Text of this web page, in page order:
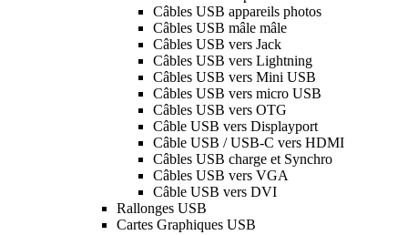
Câbles USB appareils photos
Câbles USB mâle mâle
Câbles USB vers Jack
Câbles USB vers Lightning
Câbles USB vers Mini USB
Câbles USB vers micro USB
Câbles USB vers OTG
Câble USB vers Displayport
Câble USB / USB-C vers HDMI
Câbles USB charge et Synchro
Câbles USB vers VGA
Câble USB vers DVI
Rallonges USB
Cartes Graphiques USB